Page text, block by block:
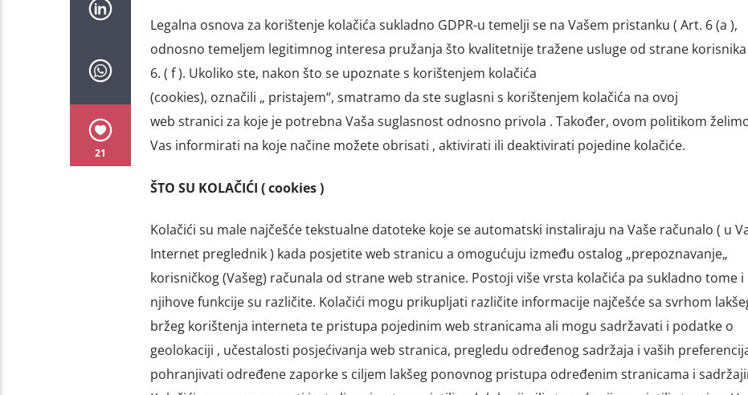
21
Legalna osnova za korištenje kolačića sukladno GDPR-u temelji se na Vašem pristanku ( Art. 6 (a ),
odnosno temeljem legitimnog interesa pružanja što kvalitetnije tražene usluge od strane
6. ( f ). Ukoliko ste, nakon što se upoznate s korištenjem kolačića
(cookies), označili „ pristajem“, smatramo da ste suglasni s korištenjem kolačića na ovoj
web stranici za koje je potrebna Vaša suglasnost odnosno privola . Također, ovom politikom
Vas informirati na koje načine možete obrisati , aktivirati ili deaktivirati pojedine kolačiće.
ŠTO SU KOLAČIĆI ( cookies )
Kolačići su male najčešće tekstualne datoteke koje se automatski instaliraju na Vaše računalo ( u
Internet preglednik ) kada posjetite web stranicu a omogućuju između ostalog „prepoznavanje„
korisničkog (Vašeg) računala od strane web stranice. Postoji više vrsta kolačića pa sukladno tome i
njihove funkcije su različite. Kolačići mogu prikupljati različite informacije najčešće sa svrhom
bržeg korištenja interneta te pristupa pojedinim web stranicama ali mogu sadržavati i podatke o
geolokaciji , učestalosti posjećivanja web stranica, pregledu određenog sadržaja i vaših
pohranjivati određene zaporke s ciljem lakšeg ponovnog pristupa određenim stranicama i